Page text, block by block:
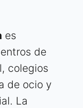
es
de
colegios
de ocio y
La